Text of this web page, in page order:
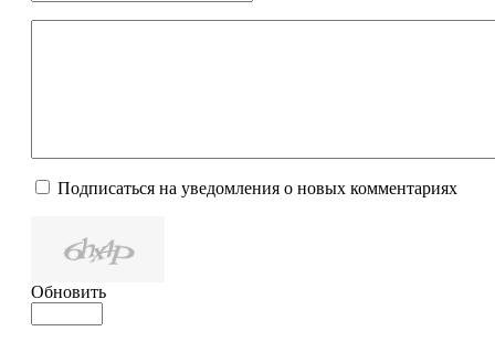
Подписаться на уведомления о новых комментариях
Обновить